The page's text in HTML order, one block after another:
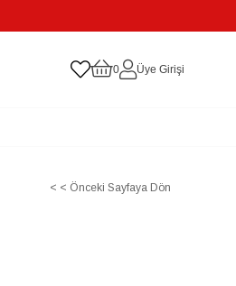
0 Üye Girişi
< < Önceki Sayfaya Dön